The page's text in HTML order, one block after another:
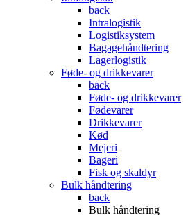
back
Intralogistik
Logistiksystem
Bagagehåndtering
Lagerlogistik
Føde- og drikkevarer
back
Føde- og drikkevarer
Fødevarer
Drikkevarer
Kød
Mejeri
Bageri
Fisk og skaldyr
Bulk håndtering
back
Bulk håndtering